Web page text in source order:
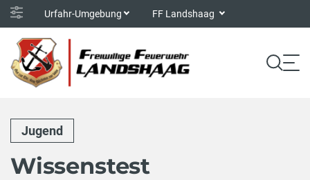
Urfahr-Umgebung FF Landshaag
Jugend
Wissenstest